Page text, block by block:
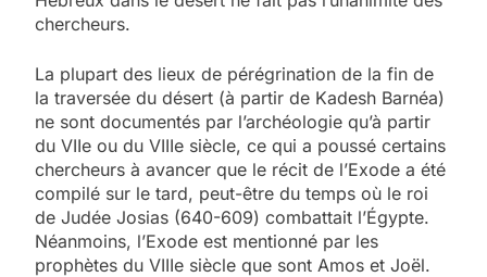
chercheurs.
La plupart des lieux de pérégrination de la fin de
la traversée du désert (à partir de Kadesh Barnéa)
ne sont documentés par l’archéologie qu’à partir
du VIIe ou du VIIIe siècle, ce qui a poussé certains
chercheurs à avancer que le récit de l’Exode a été
compilé sur le tard, peut-être du temps où le roi
de Judée Josias (640-609) combattait l’Égypte.
Néanmoins, l’Exode est mentionné par les
prophètes du VIIIe siècle que sont Amos et Joël.